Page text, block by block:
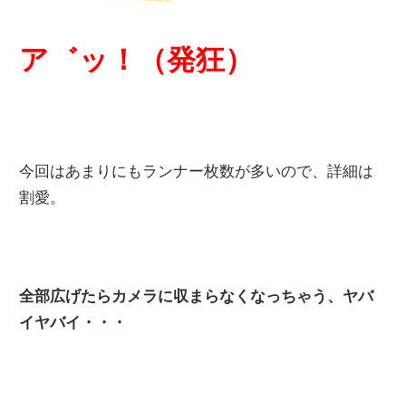
ア゛ッ！（発狂）
今回はあまりにもランナー枚数が多いので、詳細は
割愛。
全部広げたらカメラに収まらなくなっちゃう、ヤバ
イヤバイ・・・